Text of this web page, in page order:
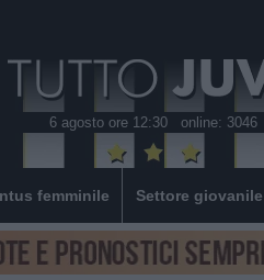
6 agosto ore 12:30 online: 3046
femminile Settore giovanile